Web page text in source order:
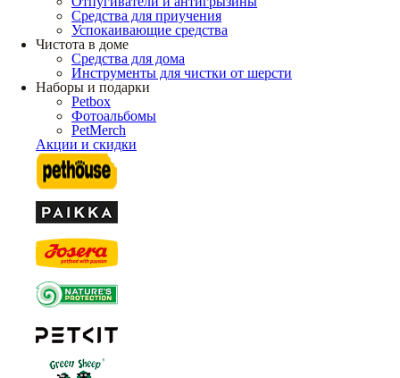
Средства для приучения
Успокаивающие средства
Чистота в доме
Средства для дома
Инструменты для чистки от шерсти
Наборы и подарки
Petbox
Фотоальбомы
PetMerch
Акции и скидки